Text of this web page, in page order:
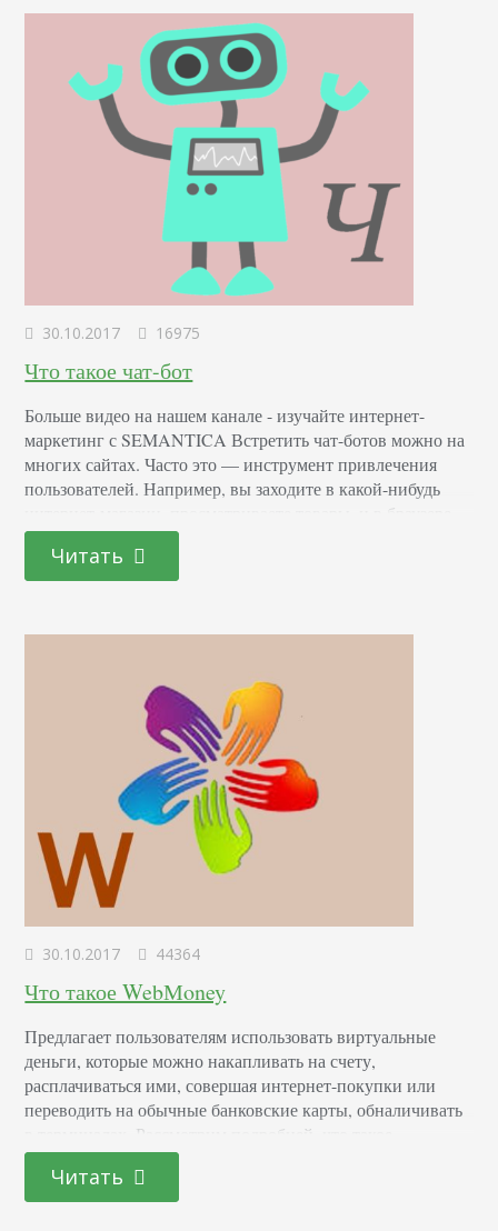
сотрудника, который будет…
30.10.2017 16975
Что такое чат-бот
Больше видео на нашем канале - изучайте интернет-
маркетинг с SEMANTICA Встретить чат-ботов можно на
многих сайтах. Часто это — инструмент привлечения
пользователей. Например, вы заходите в какой-нибудь
интернет-магазин, просматриваете товары, и в браузере
всплывает окошко: “Если у Вас возникнут вопросы —
наш специалист с радостью на них ответит”. Но если вы
набираете свой вопрос, вместо ответа вам предлагают
Читать
30.10.2017 44364
Что такое WebМoney
Предлагает пользователям использовать виртуальные
деньги, которые можно накапливать на счету,
расплачиваться ими, совершая интернет-покупки или
переводить на обычные банковские карты, обналичивать
в терминалах. Рассмотрим подробней, что такое
WebMoney, на примере. Василий – педагог и детский
психолог. Успешно работает со сложными детьми более
10 лет. Опыта как поступать в сложных ситуациях за это
Читать